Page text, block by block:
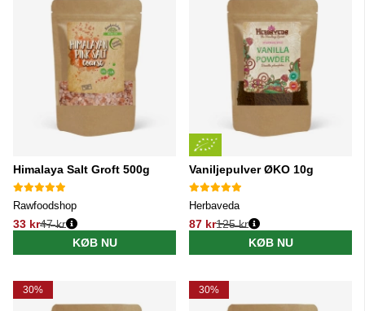
Himalaya Salt Groft 500g
Rawfoodshop
33 kr
Normalpris:
47 kr
KØB NU
Vaniljepulver ØKO 10g
Herbaveda
87 kr
Normalpris:
125 kr
KØB NU
30% 30%